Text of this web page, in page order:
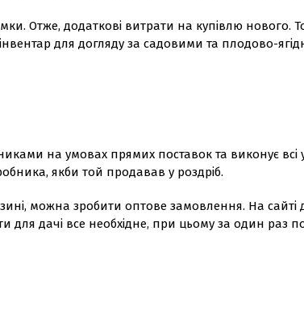
Отже, додаткові витрати на купівлю нового.
для догляду за садовими та плодово-
на умовах прямих поставок та виконує всі
якби той продавав у роздріб.
можна зробити оптове замовлення. На сайті
для дачі все необхідне, при цьому за один раз